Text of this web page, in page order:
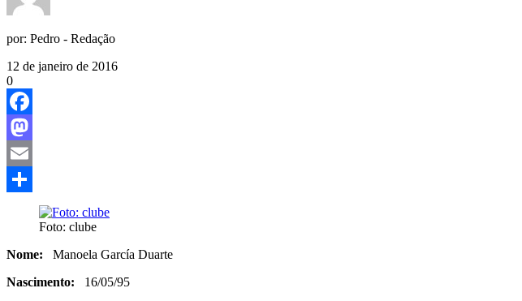
por: Pedro - Redação
12 de janeiro de 2016
0
Facebook
Mastodon
Email
Foto: clube
Nome: Manoela García Duarte
Nascimento: 16/05/95